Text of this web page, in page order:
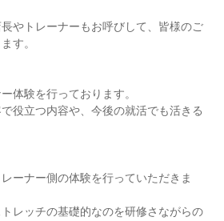
やトレーナーもお呼びして、皆様のご
す。
体験を行っております。
役立つ内容や、今後の就活でも活きる
ーナー側の体験を行っていただきま
レッチの基礎的なのを研修さながらの